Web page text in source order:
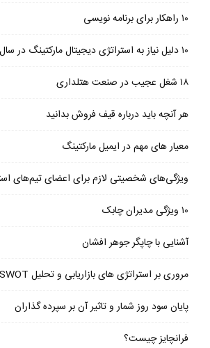
۱۰ راهکار برای برنامه نویسی
۱۰ دلیل نیاز به استراتژی دیجیتال مارکتینگ در سال ۹۷
۱۸ شغل عجیب در صنعت هتلداری
هر آنچه باید درباره قیف فروش بدانید
معیار های مهم در ایمیل مارکتینگ
ویژگی‌های شخصیتی لازم برای اعضای تیم‌های
۱۰ ویژگی مدیران چابک
آشنایی با چاپگر جوهر افشان
مروری بر استراتژی های بازاریابی و تحلیل SWOT شرکت « ردبول »
پایان سود روز شمار و تاثیر آن بر سپرده گذاران
فرانچایز چیست؟